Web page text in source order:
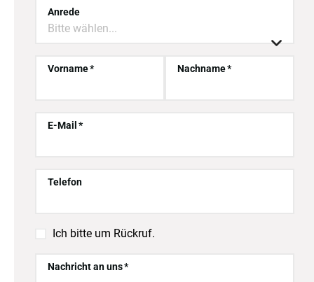
Anrede
Bitte wählen...

Vorname Nachname
E-Mail
Telefon
Ich bitte um Rückruf.
Nachricht an uns